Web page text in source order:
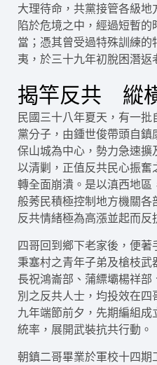
大理待命，共黨接管各級地
陷於危境之中，經過短暫
當；憑其曾受過特殊訓練
夷，於三十九年初脫困潛返
揭竿反共 縱
民國三十八年夏天，有一
黨分子，由鍾世俊帶頭自
保山城為中心，勢力急速
以清剿，正值反共民心振
轉全面崩潰。是以滇西地
般莠民積極控制地方機關
反共情緒極為高漲並起而反
四哥回到鄉下老家後，便
秉塞村之青年子弟及槍枝
長祝鴻崙部、蒲縹壩楊祥
別之反共人士，均投效在
九年端節前夕，先期編組
統率，展開武裝抗共行動。
朝鎮二哥畢業於軍校十四